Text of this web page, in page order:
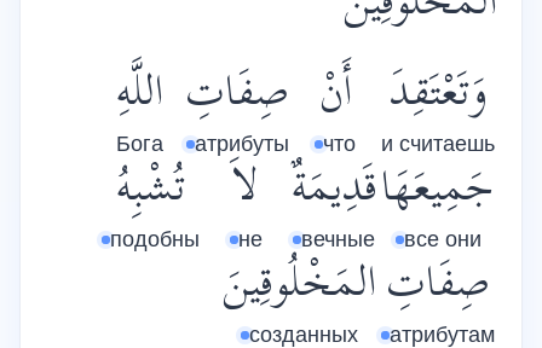
وَتَعْتَقِدَ
и считаешь
أَنْ
что
صِفَاتِ
атрибуты
اللَّهِ
Бога
جَمِيعَهَا
все они
قَدِيمَةٌ
вечные
لاَ
не
تُشْبِهُ
подобны
صِفَاتِ
атрибутам
المَخْلُوقِينَ
созданных